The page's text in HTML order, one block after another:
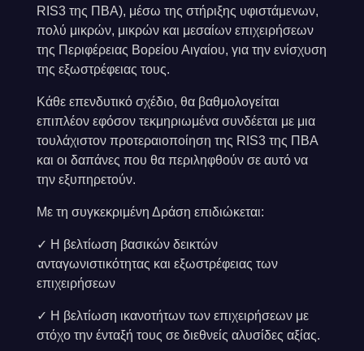
RIS3 της ΠΒΑ), μέσω της στήριξης υφιστάμενων,
πολύ μικρών, μικρών και μεσαίων επιχειρήσεων
της Περιφέρειας Βορείου Αιγαίου, για την ενίσχυση
της εξωστρέφειας τους.
Κάθε επενδυτικό σχέδιο, θα βαθμολογείται
επιπλέον εφόσον τεκμηριωμένα συνδέεται με μια
τουλάχιστον προτεραιοποίηση της RIS3 της ΠΒΑ
και οι δαπάνες που θα περιληφθούν σε αυτό να
την εξυπηρετούν.
Με τη συγκεκριμένη Δράση επιδιώκεται:
✓ Η βελτίωση βασικών δεικτών
ανταγωνιστικότητας και εξωστρέφειας των
επιχειρήσεων
✓ Η βελτίωση ικανοτήτων των επιχειρήσεων με
στόχο την ένταξή τους σε διεθνείς αλυσίδες αξίας.